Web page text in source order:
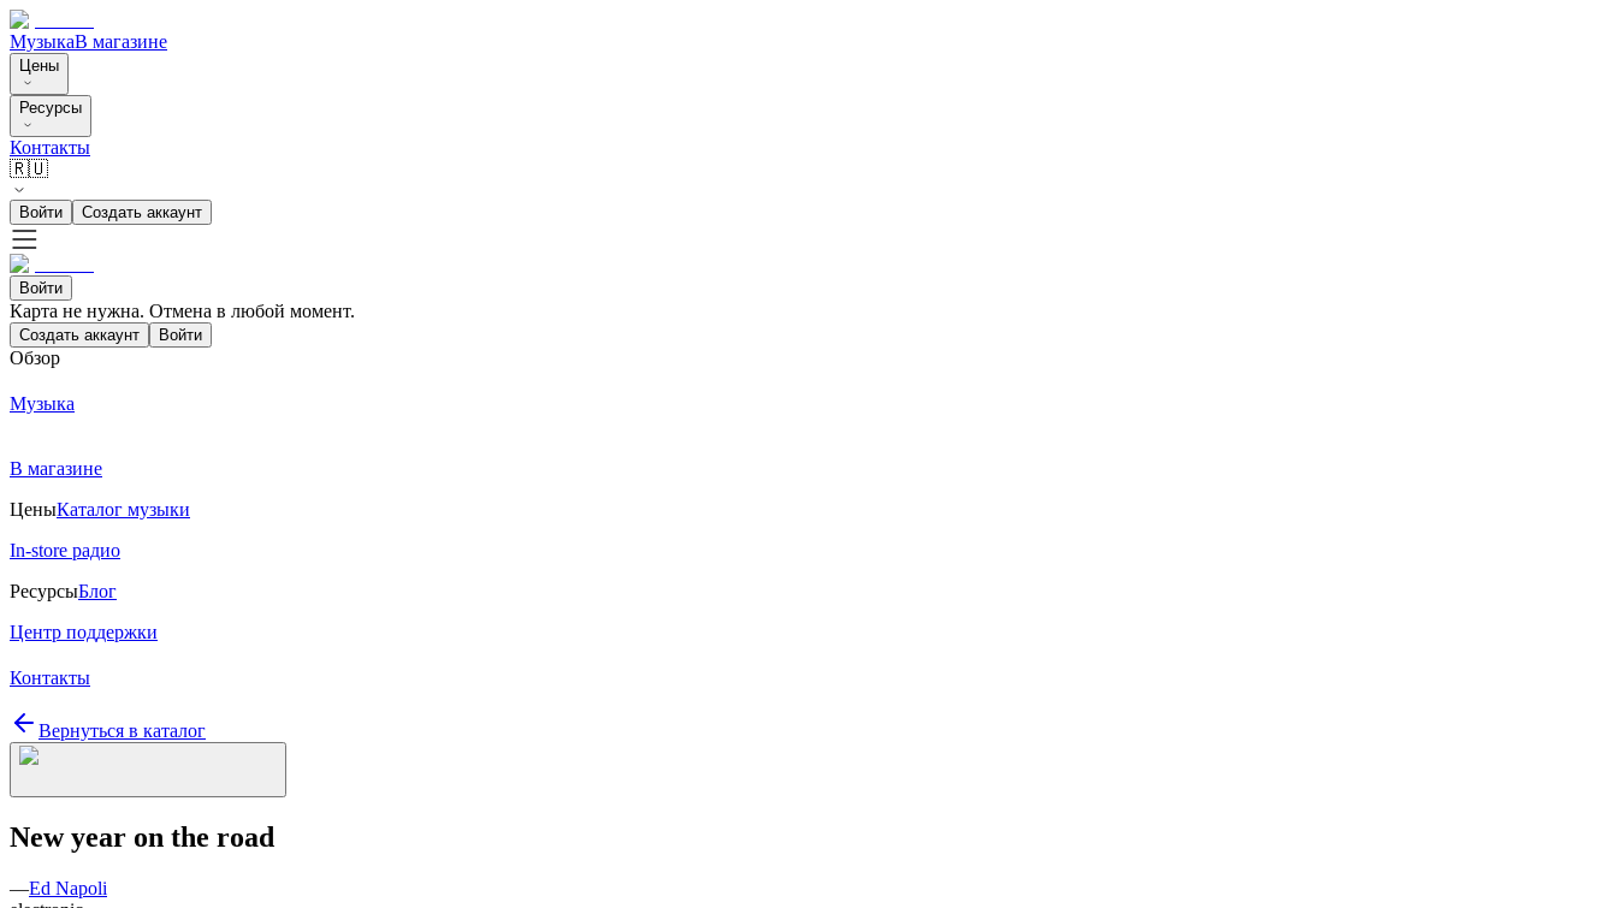
МузыкаВ магазине
Цены
Ресурсы
Контакты
🇷🇺
Войти Создать аккаунт
Войти
Карта не нужна. Отмена в любой момент.
Создать аккаунт Войти
Обзор
Музыка
В магазине
ЦеныКаталог музыки
In-store радио
РесурсыБлог
Центр поддержки
Контакты
Вернуться в каталог
New year on the road
—Ed Napoli